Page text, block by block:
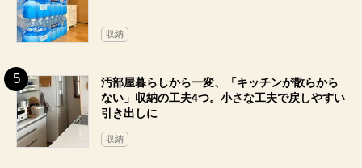
収納
汚部屋暮らしから一変、「キッチンが散らから
ない」収納の工夫4つ。小さな工夫で戻しやすい
引き出しに
収納